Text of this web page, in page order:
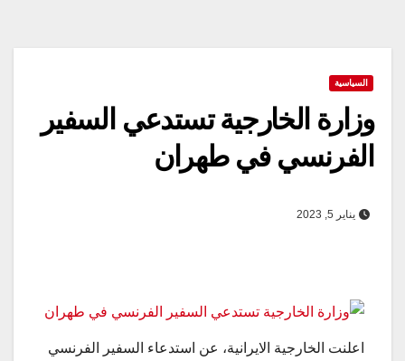
السياسية
وزارة الخارجية تستدعي السفير
الفرنسي في طهران
يناير 5, 2023
اعلنت الخارجية الايرانية، عن استدعاء السفير الفرنسي